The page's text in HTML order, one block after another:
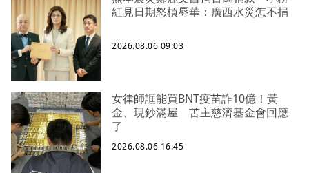
紅見日期怒槓辱華：廣西水災怎不捐
2026.08.06 09:03
女律師誆能買BNT疫苗詐10億！黃
金、現鈔滿屋 苦主慈濟基金會回應
了
2026.08.06 16:45